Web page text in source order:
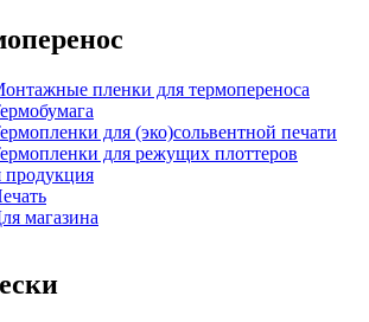
пленки для термопереноса
для (эко)сольвентной печати
для режущих плоттеров
продукция
магазина